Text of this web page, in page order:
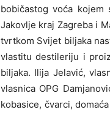
bobičastog voća
Jakovlje kraj Zagreba i
tvrtkom Svijet biljaka
vlastitu destileriju i
biljaka. Ilija Jelavić,
vlasnica OPG
kobasice, čvarci,